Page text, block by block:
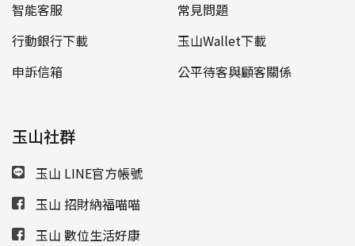
智能客服
常見問題
行動銀行下載
玉山Wallet下載
申訴信箱
公平待客與顧客關係
玉山社群
玉山 LINE官方帳號
玉山 招財納福喵喵
玉山 數位生活好康